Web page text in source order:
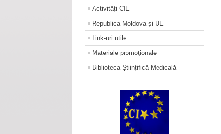
Activități CIE
Republica Moldova și UE
Link-uri utile
Materiale promoţionale
Biblioteca Științifică Medicală